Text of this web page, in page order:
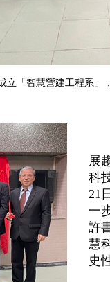
立「智慧營建工程系」
展
科
21
一
許
慧
史